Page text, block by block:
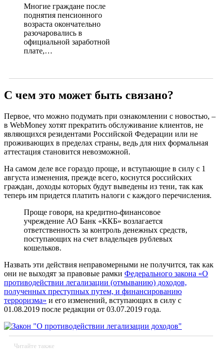
Многие граждане после
поднятия пенсионного
возраста окончательно
разочаровались в
официальной заработной
плате,…
С чем это может быть связано?
Первое, что можно подумать при ознакомлении с новостью, –
в WebMoney хотят прекратить обслуживание клиентов, не
являющихся резидентами Российской Федерации или не
проживающих в пределах страны, ведь для них формальная
аттестация становится невозможной.
На самом деле все гораздо проще, и вступающие в силу с 1
августа изменения, прежде всего, коснутся российских
граждан, доходы которых будут выведены из тени, так как
теперь им придется платить налоги с каждого перечисления.
Проще говоря, на кредитно-финансовое
учреждение АО Банк «ККБ» возлагается
ответственность за контроль денежных средств,
поступающих на счет владельцев рублевых
кошельков.
Назвать эти действия неправомерными не получится, так как
они не выходят за правовые рамки Федерального закона «О
противодействии легализации (отмыванию) доходов,
полученных преступных путем, и финансированию
терроризма» и его изменений, вступающих в силу с
01.08.2019 после редакции от 03.07.2019 года.
Читайте также